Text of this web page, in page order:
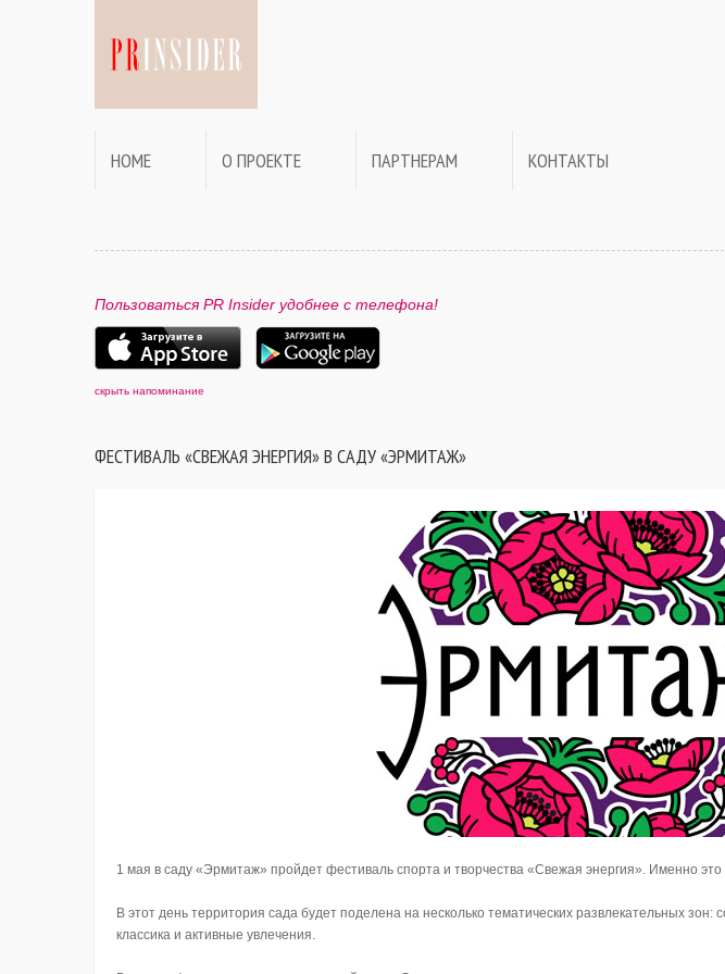
HOME О ПРОЕКТЕ ПАРТНЕРАМ КОНТАКТЫ
Пользоваться PR Insider удобнее с телефона!
скрыть напоминание
ФЕСТИВАЛЬ «СВЕЖАЯ ЭНЕРГИЯ» В САДУ «ЭРМИТАЖ»
1 мая в саду «Эрмитаж» пройдет фестиваль спорта и творчества «Свежая энергия». Именно
В этот день территория сада будет поделена на несколько тематических развлекательных зон:
классика и активные увлечения.